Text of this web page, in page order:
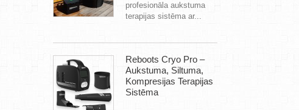
profesionāla aukstuma
terapijas sistēma ar...
Reboots Cryo Pro –
Aukstuma, Siltuma,
Kompresijas Terapijas
Sistēma